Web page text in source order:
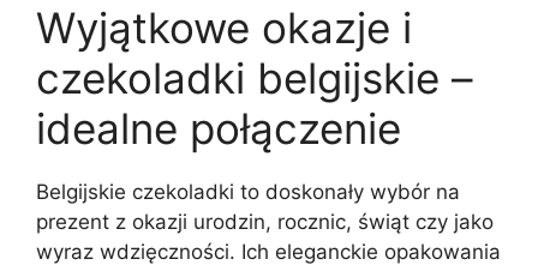
Wyjątkowe okazje i
czekoladki belgijskie –
idealne połączenie
Belgijskie czekoladki to doskonały wybór na
prezent z okazji urodzin, rocznic, świąt czy jako
wyraz wdzięczności. Ich eleganckie opakowania